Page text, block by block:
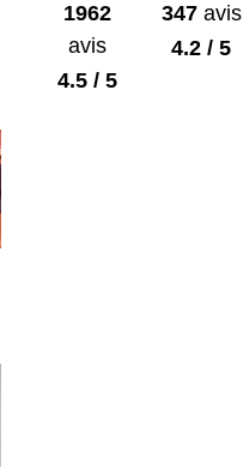
1962
avis
4.5 / 5
347avis
4.2 / 5